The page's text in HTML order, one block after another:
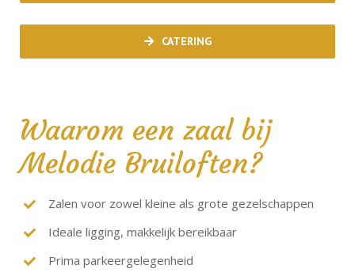
CATERING
Waarom een zaal bij
Melodie Bruiloften?
Zalen voor zowel kleine als grote gezelschappen
Ideale ligging, makkelijk bereikbaar
Prima parkeergelegenheid